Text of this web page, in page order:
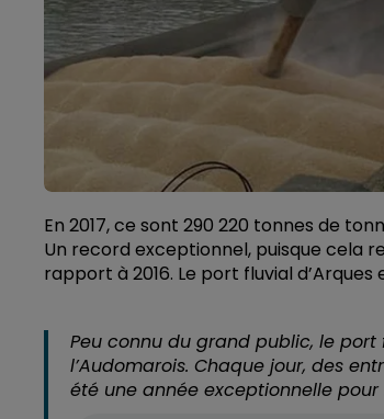
En 2017, ce sont 290 220 tonnes de
Un record exceptionnel, puisque cela
rapport à 2016. Le port fluvial
Peu connu du grand public, le
l’Audomarois. Chaque jour, des
été une année exceptionnelle pour